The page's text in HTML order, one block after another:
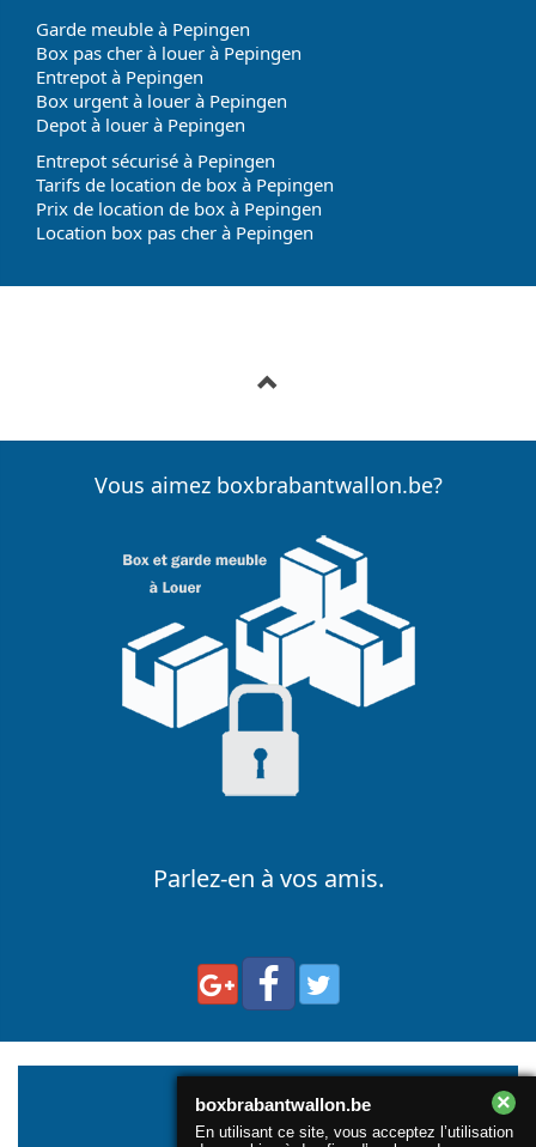
Garde meuble à Pepingen
Box pas cher à louer à Pepingen
Entrepot à Pepingen
Box urgent à louer à Pepingen
Depot à louer à Pepingen
Entrepot sécurisé à Pepingen
Tarifs de location de box à Pepingen
Prix de location de box à Pepingen
Location box pas cher à Pepingen
Vous aimez boxbrabantwallon.be?
Parlez-en à vos amis.
boxbrabantwallon.be
En utilisant ce site, vous acceptez l’utilisation
×